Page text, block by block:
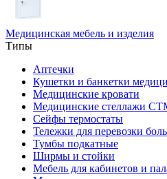
Медицинская мебель и изделия
Типы
Аптечки
Кушетки и банкетки
Медицинские кровати
Медицинские стеллажи
Сейфы термостаты
Тележки для перевозки
Тумбы подкатные
Ширмы и стойки
Мебель для кабинетов и